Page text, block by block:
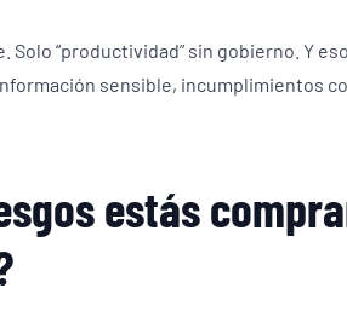
Solo “productividad” sin gobierno. Y
sensible, incumplimientos
estás